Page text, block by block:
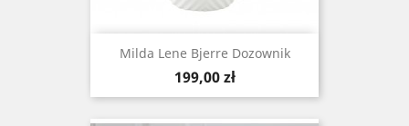
Milda Lene Bjerre Dozownik
Cena
199,00 zł